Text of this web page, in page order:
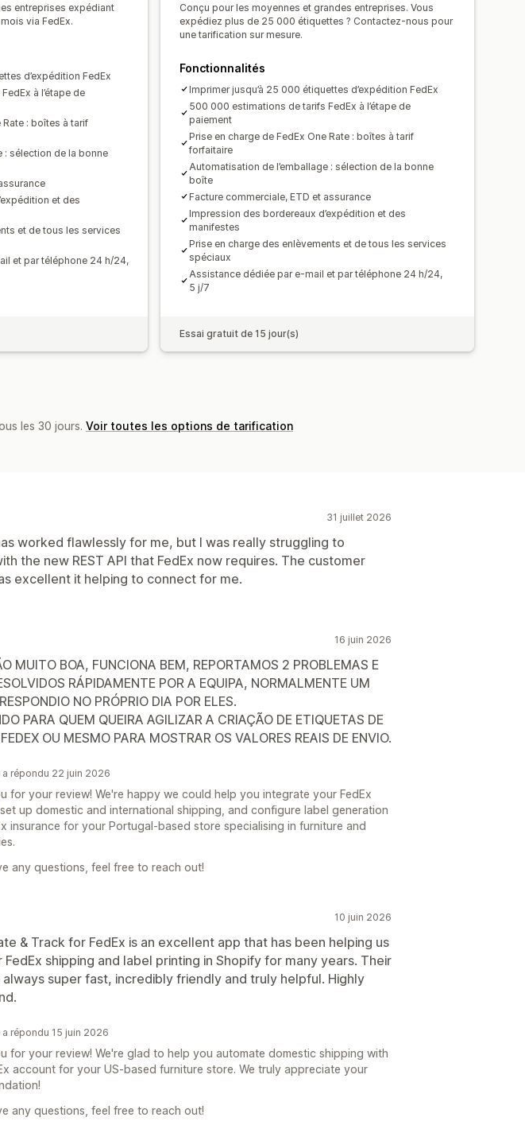
entreprises expédiant
via FedEx.
d’expédition FedEx
à l’étape de
Rate : boîtes à tarif
: sélection de la bonne
et des
et de tous les services
et par téléphone 24 h/24,
Conçu pour les moyennes et grandes entreprises. Vous
expédiez plus de 25 000 étiquettes ? Contactez-nous pour
une tarification sur mesure.
Fonctionnalités
Imprimer jusqu’à 25 000 étiquettes d’expédition FedEx
500 000 estimations de tarifs FedEx à l’étape de
paiement
Prise en charge de FedEx One Rate : boîtes à tarif
forfaitaire
Automatisation de l’emballage : sélection de la bonne
boîte
Facture commerciale, ETD et assurance
Impression des bordereaux d’expédition et des
manifestes
Prise en charge des enlèvements et de tous les services
spéciaux
Assistance dédiée par e-mail et par téléphone 24 h/24,
5 j/7
Essai gratuit de 15 jour(s)
les 30 jours. Voir toutes les options de tarification
31 juillet 2026
worked flawlessly for me, but I was really struggling to
the new REST API that FedEx now requires. The customer
excellent it helping to connect for me.
16 juin 2026
MUITO BOA, FUNCIONA BEM, REPORTAMOS 2 PROBLEMAS E
RÁPIDAMENTE POR A EQUIPA, NORMALMENTE UM
NO PRÓPRIO DIA POR ELES.
PARA QUEM QUEIRA AGILIZAR A CRIAÇÃO DE ETIQUETAS DE
OU MESMO PARA MOSTRAR OS VALORES REAIS DE ENVIO.
a répondu 22 juin 2026
for your review! We're happy we could help you integrate your FedEx
up domestic and international shipping, and configure label generation
insurance for your Portugal-based store specialising in furniture and
any questions, feel free to reach out!
10 juin 2026
& Track for FedEx is an excellent app that has been helping us
FedEx shipping and label printing in Shopify for many years. Their
super fast, incredibly friendly and truly helpful. Highly
a répondu 15 juin 2026
for your review! We're glad to help you automate domestic shipping with
account for your US-based furniture store. We truly appreciate your
any questions, feel free to reach out!